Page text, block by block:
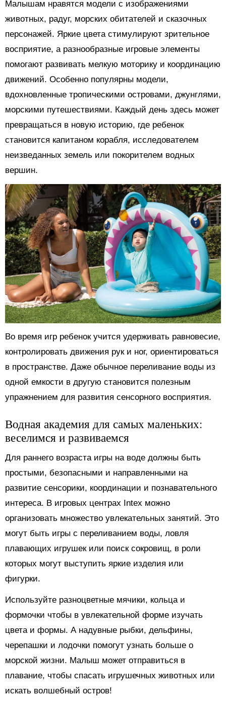
Малышам нравятся модели с изображениями
животных, радуг, морских обитателей и сказочных
персонажей. Яркие цвета стимулируют зрительное
восприятие, а разнообразные игровые элементы
помогают развивать мелкую моторику и координацию
движений. Особенно популярны модели,
вдохновленные тропическими островами, джунглями,
морскими путешествиями. Каждый день здесь может
превращаться в новую историю, где ребенок
становится капитаном корабля, исследователем
неизведанных земель или покорителем водных
вершин.
Во время игр ребенок учится удерживать равновесие,
контролировать движения рук и ног, ориентироваться
в пространстве. Даже обычное переливание воды из
одной емкости в другую становится полезным
упражнением для развития сенсорного восприятия.
Водная академия для самых маленьких:
веселимся и развиваемся
Для раннего возраста игры на воде должны быть
простыми, безопасными и направленными на
развитие сенсорики, координации и познавательного
интереса. В игровых центрах Intex можно
организовать множество увлекательных занятий. Это
могут быть игры с переливанием воды, ловля
плавающих игрушек или поиск сокровищ, в роли
которых могут выступить яркие изделия или
фигурки.
Используйте разноцветные мячики, кольца и
формочки чтобы в увлекательной форме изучать
цвета и формы. А надувные рыбки, дельфины,
черепашки и лодочки помогут узнать больше о
морской жизни. Малыш может отправиться в
плавание, чтобы спасать игрушечных животных или
искать волшебный остров!